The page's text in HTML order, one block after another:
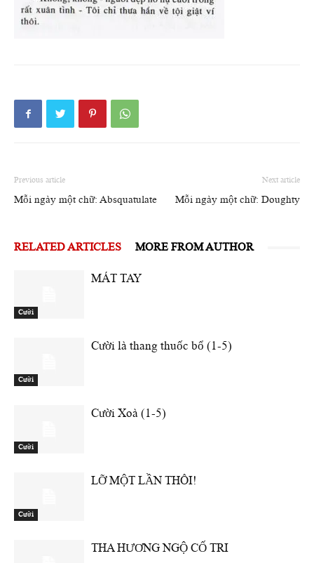
Previous article
Mỗi ngày một chữ: Absquatulate
Next article
Mỗi ngày một chữ: Doughty
RELATED ARTICLES MORE FROM AUTHOR
Cười
MÁT TAY
Cười
Cười là thang thuốc bổ (1-5)
Cười
Cười Xoà (1-5)
Cười
LỠ MỘT LẦN THÔI!
THA HƯƠNG NGỘ CỐ TRI